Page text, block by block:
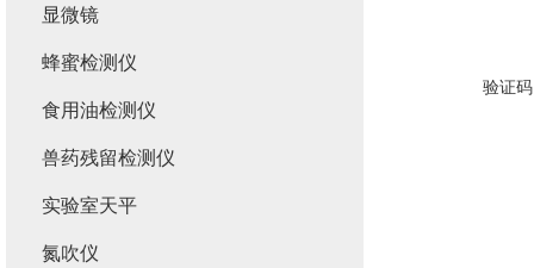
验证
显微镜
蜂蜜检测仪
食用油检测仪
兽药残留检测仪
实验室天平
氮吹仪